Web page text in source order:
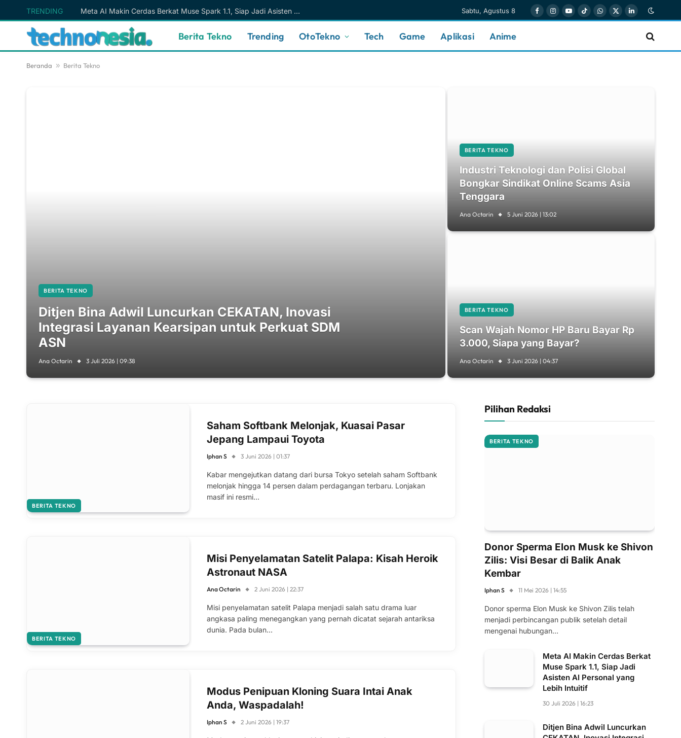
TRENDING Meta AI Makin Cerdas Berkat Muse Spark 1.1, Siap Jadi Asisten AI Personal yang Lebih Intuitif Sabtu, Agustus 8
FacebookInstagram
YouTube
TikTokWhatsApp
X
LinkedIn
Berita Tekno Trending OtoTekno Tech Game Aplikasi Anime
Beranda » Berita Tekno
BERITA TEKNO
Ditjen Bina Adwil Luncurkan CEKATAN, Inovasi
Integrasi Layanan Kearsipan untuk Perkuat SDM
ASN
Ana Octarin 3 Juli 2026 | 09:38
BERITA TEKNO
Industri Teknologi dan Polisi Global
Bongkar Sindikat Online Scams Asia
Tenggara
Ana Octarin 5 Juni 2026 | 13:02
BERITA TEKNO
Scan Wajah Nomor HP Baru Bayar Rp
3.000, Siapa yang Bayar?
Ana Octarin 3 Juni 2026 | 04:37
BERITA TEKNO
Saham Softbank Melonjak, Kuasai Pasar
Jepang Lampaui Toyota
Iphan S 3 Juni 2026 | 01:37
Kabar mengejutkan datang dari bursa Tokyo setelah saham Softbank
melonjak hingga 14 persen dalam perdagangan terbaru. Lonjakan
masif ini resmi…
BERITA TEKNO
Misi Penyelamatan Satelit Palapa: Kisah Heroik
Astronaut NASA
Ana Octarin 2 Juni 2026 | 22:37
Misi penyelamatan satelit Palapa menjadi salah satu drama luar
angkasa paling menegangkan yang pernah dicatat sejarah antariksa
dunia. Pada bulan…
Modus Penipuan Kloning Suara Intai Anak
Anda, Waspadalah!
Iphan S 2 Juni 2026 | 19:37
Pilihan Redaksi
BERITA TEKNO
Donor Sperma Elon Musk ke Shivon
Zilis: Visi Besar di Balik Anak
Kembar
Iphan S 11 Mei 2026 | 14:55
Donor sperma Elon Musk ke Shivon Zilis telah
menjadi perbincangan publik setelah detail
mengenai hubungan…
Meta AI Makin Cerdas Berkat
Muse Spark 1.1, Siap Jadi
Asisten AI Personal yang
Lebih Intuitif
30 Juli 2026 | 16:23
Ditjen Bina Adwil Luncurkan